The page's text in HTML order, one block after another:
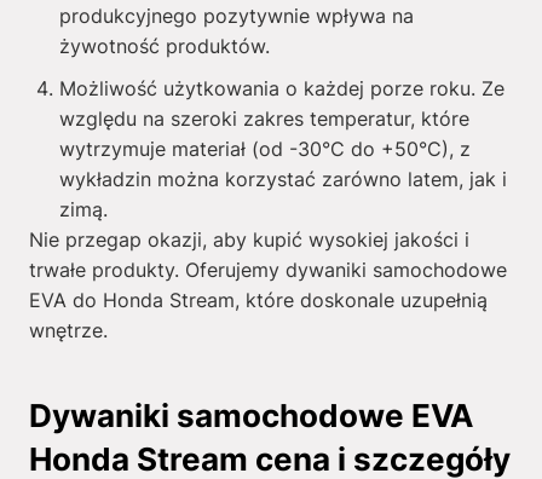
produkcyjnego pozytywnie wpływa na
żywotność produktów.
Możliwość użytkowania o każdej porze roku. Ze
względu na szeroki zakres temperatur, które
wytrzymuje materiał (od -30°C do +50°C), z
wykładzin można korzystać zarówno latem, jak i
zimą.
Nie przegap okazji, aby kupić wysokiej jakości i
trwałe produkty. Oferujemy dywaniki samochodowe
EVA do Honda Stream, które doskonale uzupełnią
wnętrze.
Dywaniki samochodowe EVA
Honda Stream cena i szczegóły